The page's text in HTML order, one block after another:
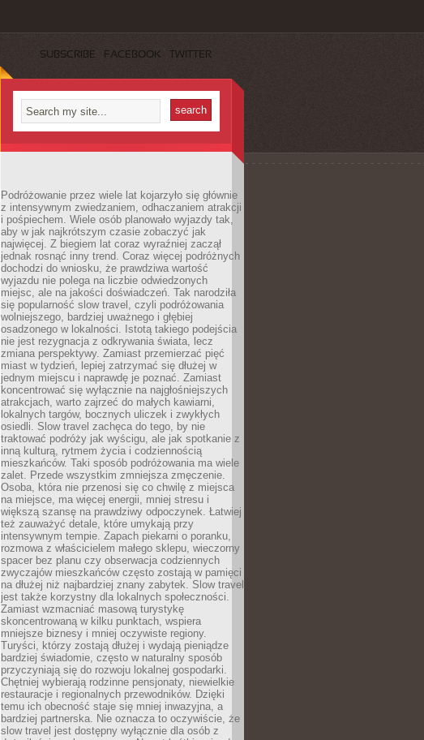
SUBSCRIBE FACEBOOK TWITTER
Podróżowanie przez wiele lat kojarzyło się głównie
z intensywnym zwiedzaniem, odhaczaniem atrakcji
i pośpiechem. Wiele osób planowało wyjazdy tak,
aby w jak najkrótszym czasie zobaczyć jak
najwięcej. Z biegiem lat coraz wyraźniej zaczął
jednak rosnąć inny trend. Coraz więcej podróżnych
dochodzi do wniosku, że prawdziwa wartość
wyjazdu nie polega na liczbie odwiedzonych
miejsc, ale na jakości doświadczeń. Tak narodziła
się popularność slow travel, czyli podróżowania
wolniejszego, bardziej uważnego i głębiej
osadzonego w lokalności. Istotą takiego podejścia
nie jest rezygnacja z odkrywania świata, lecz
zmiana perspektywy. Zamiast przemierzać pięć
miast w tydzień, lepiej zatrzymać się dłużej w
jednym miejscu i naprawdę je poznać. Zamiast
koncentrować się wyłącznie na najgłośniejszych
atrakcjach, warto zajrzeć do małych kawiarni,
lokalnych targów, bocznych uliczek i zwykłych
osiedli. Slow travel zachęca do tego, by nie
traktować podróży jak wyścigu, ale jak spotkanie z
inną kulturą, rytmem życia i codziennością
mieszkańców. Taki sposób podróżowania ma wiele
zalet. Przede wszystkim zmniejsza zmęczenie.
Osoba, która nie przenosi się co chwilę z miejsca
na miejsce, ma więcej energii, mniej stresu i
większą szansę na prawdziwy odpoczynek. Łatwiej
też zauważyć detale, które umykają przy
intensywnym tempie. Zapach piekarni o poranku,
rozmowa z właścicielem małego sklepu, wieczorny
spacer bez planu czy obserwacja codziennych
zwyczajów mieszkańców często zostają w pamięci
na dłużej niż najbardziej znany zabytek. Slow travel
jest także korzystny dla lokalnych społeczności.
Zamiast wzmacniać masową turystykę
skoncentrowaną w kilku punktach, wspiera
mniejsze biznesy i mniej oczywiste regiony.
Turyści, którzy zostają dłużej i wydają pieniądze
bardziej świadomie, często w naturalny sposób
przyczyniają się do rozwoju lokalnej gospodarki.
Chętniej wybierają rodzinne pensjonaty, niewielkie
restauracje i regionalnych przewodników. Dzięki
temu ich obecność staje się mniej inwazyjna, a
bardziej partnerska. Nie oznacza to oczywiście, że
slow travel jest dostępny wyłącznie dla osób z